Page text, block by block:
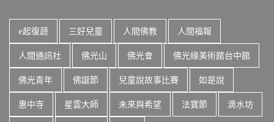
e起復蔬 三好兒童 人間佛教 人間福報
人間通訊社 佛光山 佛光會 佛光緣美術館台中館
佛光青年 佛誕節 兒童說故事比賽 如是說
惠中寺 星雲大師 未來與希望 法寶節 滴水坊